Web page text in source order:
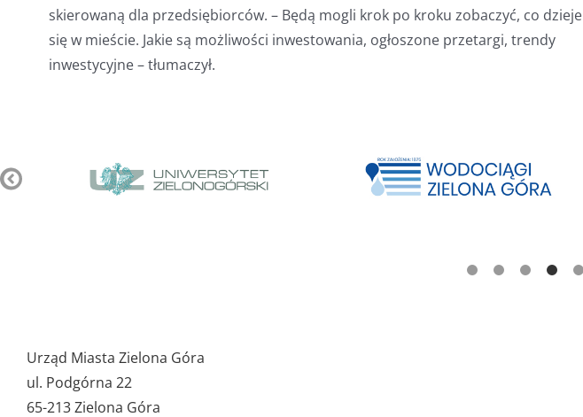
skierowaną dla przedsiębiorców. – Będą mogli krok po kroku zobaczyć, co dzieje
się w mieście. Jakie są możliwości inwestowania, ogłoszone przetargi, trendy
inwestycyjne – tłumaczył.
ważne
dane
Urząd Miasta Zielona Góra
ul. Podgórna 22
65-213 Zielona Góra